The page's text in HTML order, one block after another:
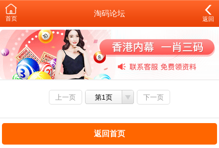
首页
淘码论坛
返回
上一页 第1页 下一页
返回首页